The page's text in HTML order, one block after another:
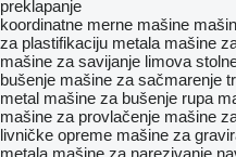
preklapanje
koordinatne merne mašine
za plastifikaciju metala mašine
mašine za savijanje limova
bušenje mašine za sačmarenje
metal mašine za bušenje rupa
mašine za provlačenje mašine
livničke opreme mašine za
metala mašine za narezivanje